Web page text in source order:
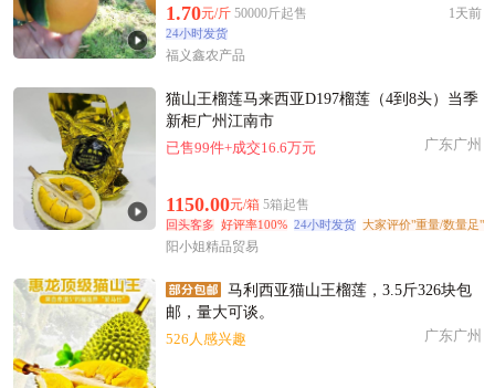
1.70元/斤 50000斤起售 1天前
24小时发货
福义鑫农产品
猫山王榴莲马来西亚D197榴莲（4到8头）当季
新柜广州江南市
已售99件+成交16.6万元
广东广州
1150.00元/箱 5箱起售
回头客多 好评率100% 24小时发货 大家评价"重量/数量足"
阳小姐精品贸易
马利西亚猫山王榴莲，3.5斤326块包
邮，量大可谈。
526人感兴趣
广东广州